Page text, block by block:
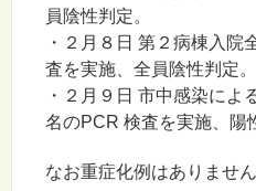
員陰性判定。
・２月８日 第２病棟入院
査を実施、全員陰性判定。
・２月９日 市中感染によ
名のPCR 検査を実施、陽
なお重症化例はありません